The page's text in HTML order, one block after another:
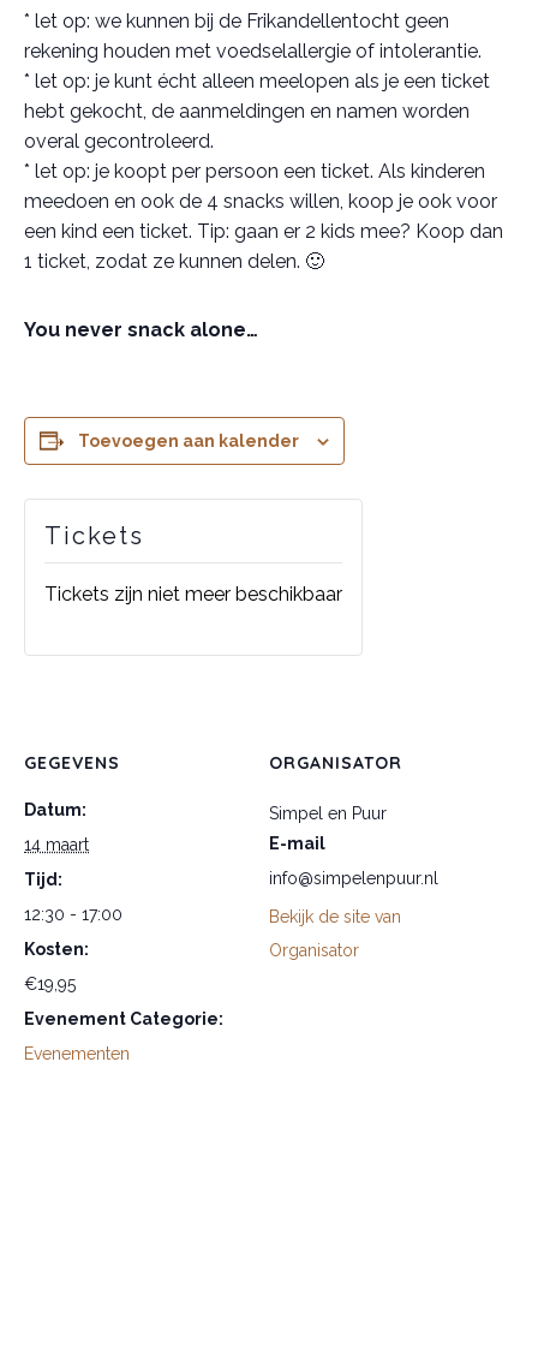
* let op: we kunnen bij de Frikandellentocht geen
rekening houden met voedselallergie of intolerantie.
* let op: je kunt écht alleen meelopen als je een ticket
hebt gekocht, de aanmeldingen en namen worden
overal gecontroleerd.
* let op: je koopt per persoon een ticket. Als kinderen
meedoen en ook de 4 snacks willen, koop je ook voor
een kind een ticket. Tip: gaan er 2 kids mee? Koop dan
1 ticket, zodat ze kunnen delen. 🙂
You never snack alone…
Toevoegen aan kalender
GEGEVENS
Datum:
14 maart
Tijd:
12:30 - 17:00
Kosten:
€19,95
Evenement Categorie:
Evenementen
ORGANISATOR
Simpel en Puur
E-mail
info@simpelenpuur.nl
Bekijk de site van
Organisator
Tickets
Tickets zijn niet meer beschikbaar